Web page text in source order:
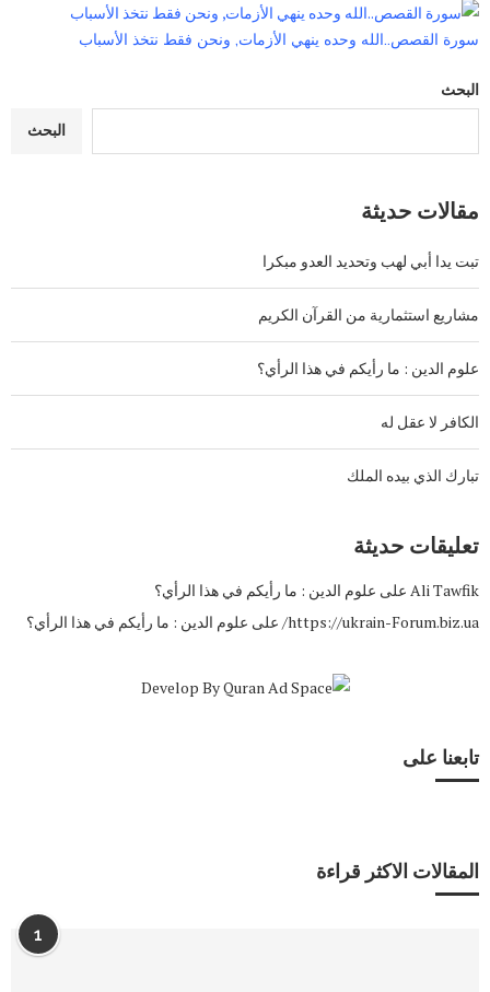
سورة القصص..الله وحده ينهي الأزمات, ونحن فقط نتخذ الأسباب
البحث
البحث
مقالات حديثة
تبت يدا أبي لهب وتحديد العدو مبكرا
مشاريع استثمارية من القرآن الكريم
علوم الدين : ما رأيكم في هذا الرأي؟
الكافر لا عقل له
تبارك الذي بيده الملك
تعليقات حديثة
Ali Tawfik على علوم الدين : ما رأيكم في هذا الرأي؟
https://ukrain-Forum.biz.ua/ على علوم الدين : ما رأيكم في هذا الرأي؟
تابعنا على
المقالات الاكثر قراءة
1